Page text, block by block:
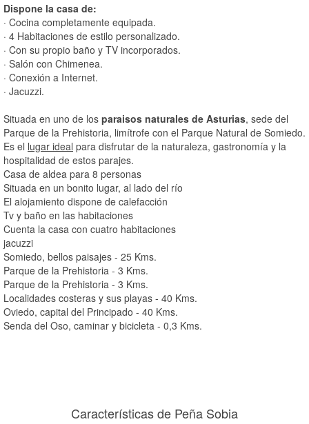
Dispone la casa de:
· Cocina completamente equipada.
· 4 Habitaciones de estilo personalizado.
· Con su propio baño y TV incorporados.
· Salón con Chimenea.
· Conexión a Internet.
· Jacuzzi.
Situada en uno de los paraisos naturales de Asturias, sede del
Parque de la Prehistoria, limítrofe con el Parque Natural de Somiedo.
Es el lugar ideal para disfrutar de la naturaleza, gastronomía y la
hospitalidad de estos parajes.
Casa de aldea para 8 personas
Situada en un bonito lugar, al lado del río
El alojamiento dispone de calefacción
Tv y baño en las habitaciones
Cuenta la casa con cuatro habitaciones
jacuzzi
Somiedo, bellos paisajes - 25 Kms.
Parque de la Prehistoria - 3 Kms.
Parque de la Prehistoria - 3 Kms.
Localidades costeras y sus playas - 40 Kms.
Oviedo, capital del Principado - 40 Kms.
Senda del Oso, caminar y bicicleta - 0,3 Kms.
Características de Peña Sobia